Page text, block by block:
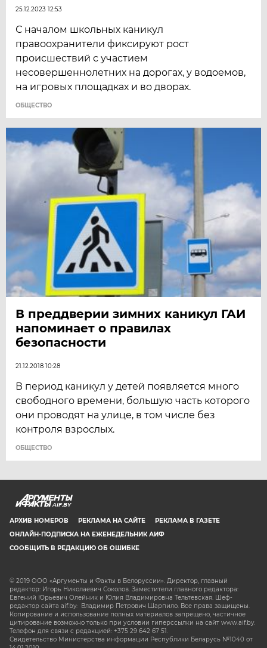
25.12.2023 12:53
С началом школьных каникул
правоохранители фиксируют рост
происшествий с участием
несовершеннолетних на дорогах, у водоемов,
на игровых площадках и во дворах.
ОБЩЕСТВО
В преддверии зимних каникул ГАИ
напоминает о правилах
безопасности
21.12.2018 10:28
В период каникул у детей появляется много
свободного времени, большую часть которого
они проводят на улице, в том числе без
контроля взрослых.
ОБЩЕСТВО
AIF.BY
АРХИВ НОМЕРОВ РЕКЛАМА НА САЙТЕ
РЕКЛАМА В ГАЗЕТЕ
ОНЛАЙН-ПОДПИСКА НА ЕЖЕНЕДЕЛЬНИК АИФ
СООБЩИТЬ В РЕДАКЦИЮ ОБ ОШИБКЕ
© 2019 ООО «Аргументы и Факты в Белоруссии». Директор, главный
редактор: Игорь Николаевич Соколов. Заместители главного редактора:
Евгений Юрьевич Олейник и Юлия Владимировна Тельтевская. Шеф-
редактор сайта aif.by: Владимир Петрович Шарпило. Все права защищены.
Копирование и использование полных материалов запрещено, частичное
цитирование возможно только при условии гиперссылки на сайт www.aif.by.
Телефон для связи с редакцией: +375 29 642 67 51.
Свидетельство Министерства информации Республики Беларусь №1040 от